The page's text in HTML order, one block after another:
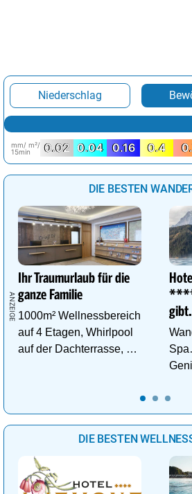
Niederschlag
mm/ m²/
15min
0.02 0.04 0.16 0.4
DIE BESTEN
Ihr Traumurlaub für die
ganze Familie
1000m² Wellnessbereich
auf 4 Etagen, Whirlpool
auf der Dachterrasse, 4
****
DIE BESTEN